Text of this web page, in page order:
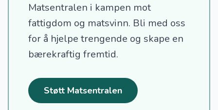
Matsentralen i kampen mot
fattigdom og matsvinn. Bli med oss
for å hjelpe trengende og skape en
bærekraftig fremtid.
Støtt Matsentralen